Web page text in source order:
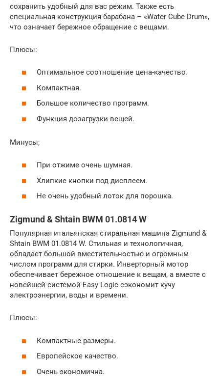
сохранить удобный для вас режим. Также есть
специальная конструкция барабана – «Water Cube Drum»,
что означает бережное обращение с вещами.
Плюсы:
Оптимальное соотношение цена-качество.
Компактная.
Большое количество программ.
Функция дозагрузки вещей.
Минусы;
При отжиме очень шумная.
Хлипкие кнопки под дисплеем.
Не очень удобный лоток для порошка.
Zigmund & Shtain BWM 01.0814 W
Популярная итальянская стиральная машина Zigmund &
Shtain BWM 01.0814 W. Стильная и технологичная,
обладает большой вместительностью и огромным
числом программ для стирки. Инверторный мотор
обеспечивает бережное отношение к вещам, а вместе с
новейшей системой Easy Logic сэкономит кучу
электроэнергии, воды и времени.
Плюсы:
Компактные размеры.
Европейское качество.
Очень экономична.